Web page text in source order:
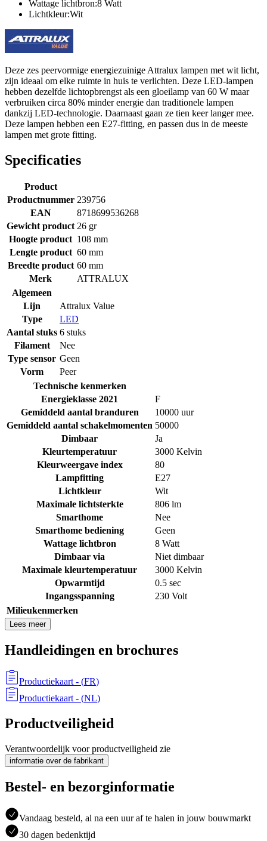
Wattage lichtbron:8 Watt
Lichtkleur:Wit
Deze zes peervormige energiezuinige Attralux lampen met wit licht,
zijn ideaal om elke ruimte in huis te verlichten. Deze LED-lampen
hebben dezelfde lichtopbrengst als een gloeilamp van 60 W maar
verbruiken circa 80% minder energie dan traditionele lampen
dankzij LED-technologie. Daarnaast gaan ze tien keer langer mee.
Deze lampen hebben een E27-fitting, en passen dus in de meeste
lampen met grote fitting.
Specificaties
Product
Productnummer 239756
EAN
8718699536268
Gewicht product 26 gr
Hoogte product 108 mm
Lengte product 60 mm
Breedte product 60 mm
Merk
ATTRALUX
Algemeen
Lijn
Attralux Value
Type
LED
Aantal stuks 6 stuks
Filament
Nee
Type sensor Geen
Vorm
Peer
Technische kenmerken
Energieklasse 2021
F
Gemiddeld aantal branduren
10000 uur
Gemiddeld aantal schakelmomenten 50000
Dimbaar
Ja
Kleurtemperatuur
3000 Kelvin
Kleurweergave index
80
Lampfitting
E27
Lichtkleur
Wit
Maximale lichtsterkte
806 lm
Smarthome
Nee
Smarthome bediening
Geen
Wattage lichtbron
8 Watt
Dimbaar via
Niet dimbaar
Maximale kleurtemperatuur
3000 Kelvin
Opwarmtijd
0.5 sec
Ingangsspanning
230 Volt
Milieukenmerken
Lees meer
Handleidingen en brochures
Productiekaart - (FR)
Productiekaart - (NL)
Productveiligheid
Verantwoordelijk voor productveiligheid zie
informatie over de fabrikant
Bestel- en bezorginformatie
Vandaag besteld, al na een uur af te halen in jouw bouwmarkt
30 dagen bedenktijd